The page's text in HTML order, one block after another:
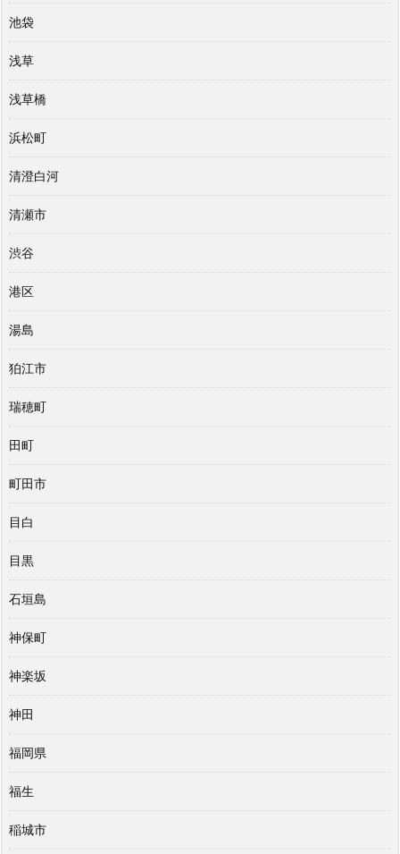
池袋
浅草
浅草橋
浜松町
清澄白河
清瀬市
渋谷
港区
湯島
狛江市
瑞穂町
田町
町田市
目白
目黒
石垣島
神保町
神楽坂
神田
福岡県
福生
稲城市